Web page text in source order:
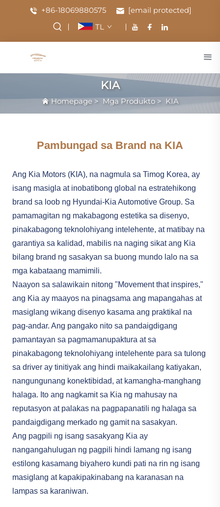
+86-18069880575
[email protected]
TL
KIA
Homepage> Mga Produkto> KIA
Pambungad sa Brand na KIA
Ang Kia Motors (KIA), na nagmula sa Timog Korea, ay
isang masigla at inobatibong global na estratehikong
brand sa loob ng Hyundai-Kia Automotive Group. Sa
pamamagitan ng makabagong estetika sa disenyo,
pinakabagong teknolohiyang intelehente, at matibay na
garantiya sa kalidad, mabilis na naging sikat ang Kia
bilang brand ng sasakyan sa buong mundo lalo na sa
mga kabataang mamimili.
Naayon sa salawikain nitong "Movement that inspires,"
ang Kia ay maayos na pinagsama ang mapangahas at
masiglang wikang disenyo kasama ang praktikal na
pag-andar. Ang pangako nito sa pandaigdigang
pamantayan sa pagmamanupaktura at sa
pinakabagong teknolohiyang intelehente para sa tulong
sa driver ay tinitiyak ang hindi maikakailang katiyakan,
nangungunang konektibidad, at kamangha-manghang
halaga. Ito ang nagkamit sa Kia ng mahusay na
reputasyon at palakas na pagpapanatili ng halaga sa
pandaigdigang merkado ng gamit na sasakyan.
Ang pagpili ng isang sasakyang Kia ay
nangangahulugan ng pagpili hindi lamang ng isang
estilong kasamang biyahero kundi pati na rin ng isang
masiglang at kapakipakinabang na karanasan na
lampas sa karaniwan.